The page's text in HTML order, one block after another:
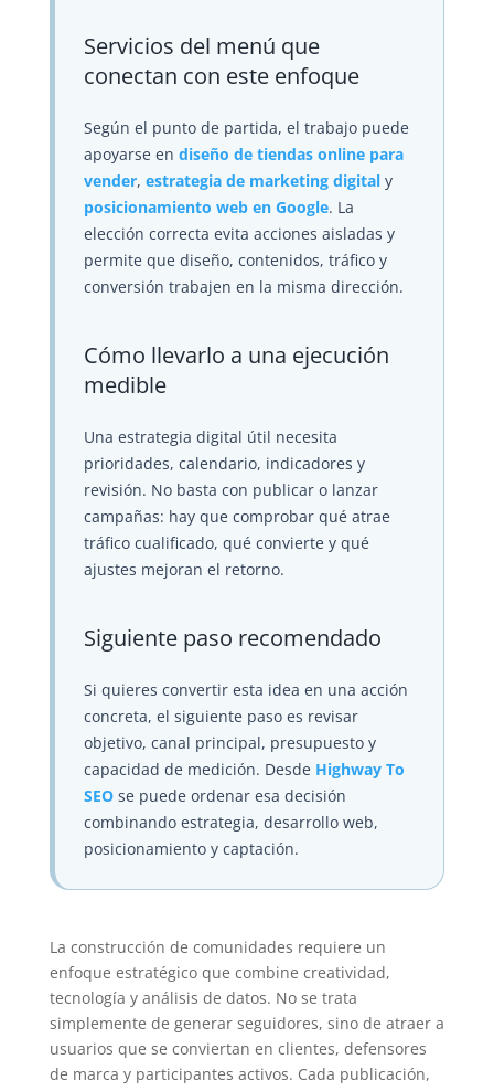
Servicios del menú que
conectan con este enfoque
Según el punto de partida, el trabajo puede
apoyarse en diseño de tiendas online para
vender, estrategia de marketing digitaly
posicionamiento web en Google. La
elección correcta evita acciones aisladas y
permite que diseño, contenidos, tráfico y
conversión trabajen en la misma dirección.
Cómo llevarlo a una ejecución
medible
Una estrategia digital útil necesita
prioridades, calendario, indicadores y
revisión. No basta con publicar o lanzar
campañas: hay que comprobar qué atrae
tráfico cualificado, qué convierte y qué
ajustes mejoran el retorno.
Siguiente paso recomendado
Si quieres convertir esta idea en una acción
concreta, el siguiente paso es revisar
objetivo, canal principal, presupuesto y
capacidad de medición. Desde Highway To
SEOse puede ordenar esa decisión
combinando estrategia, desarrollo web,
posicionamiento y captación.
La construcción de comunidades requiere un
enfoque estratégico que combine creatividad,
tecnología y análisis de datos. No se trata
simplemente de generar seguidores, sino de atraer a
usuarios que se conviertan en clientes, defensores
de marca y participantes activos. Cada publicación,